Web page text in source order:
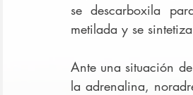
se descarboxila
metilada y se
Ante una situación
la adrenalina,